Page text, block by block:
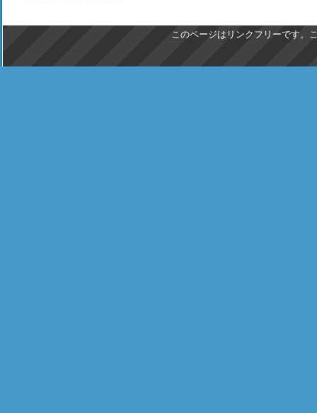
このページはリンクフリーです。